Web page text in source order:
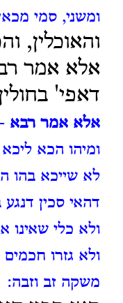
ומשני, סמי
והאוכלין,
אלא אמר
דאפי'
אלא אמר רבא
ומיהו הכא
לא שייכא בהו
דהאי סכין
ולא כלי שאינו
ולא גזרו
משקה זב וזבה: